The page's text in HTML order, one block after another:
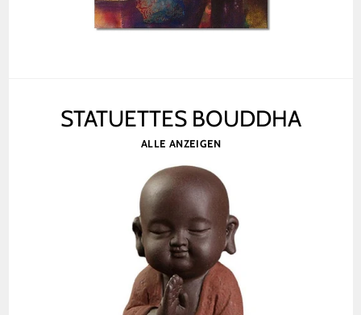
STATUETTES BOUDDHA
ALLE ANZEIGEN